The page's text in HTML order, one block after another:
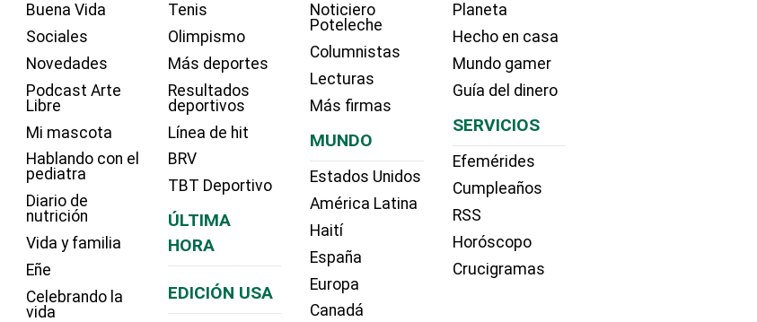
Buena Vida
Sociales
Novedades
Podcast Arte
Libre
Mi mascota
Hablando con el
pediatra
Diario de
nutrición
Vida y familia
Eñe
Celebrando la
vida
Tenis
Olimpismo
Más deportes
Resultados
deportivos
Línea de hit
BRV
TBT Deportivo
ÚLTIMA
HORA
EDICIÓN USA
Noticiero
Poteleche
Columnistas
Lecturas
Más firmas
MUNDO
Estados Unidos
América Latina
Haití
España
Europa
Canadá
Planeta
Hecho en casa
Mundo gamer
Guía del dinero
SERVICIOS
Efemérides
Cumpleaños
RSS
Horóscopo
Crucigramas